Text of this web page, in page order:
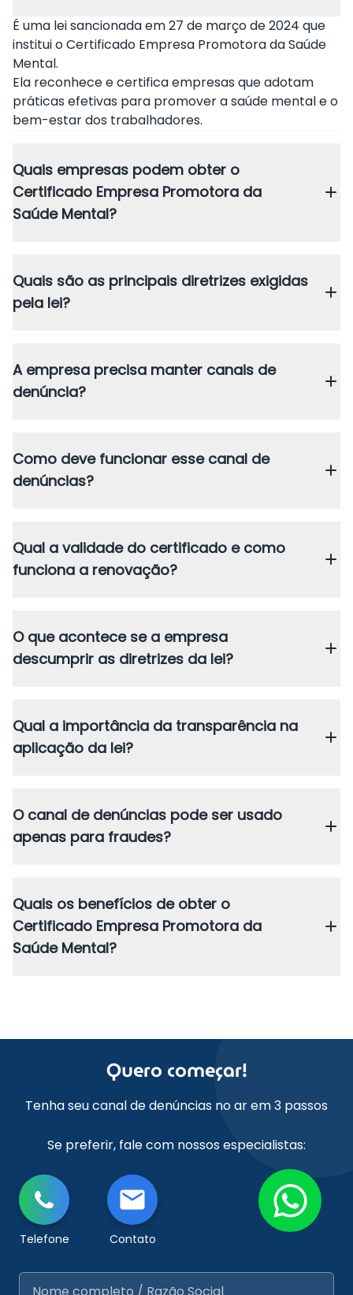
É uma lei sancionada em 27 de março de 2024 que
institui o Certificado Empresa Promotora da Saúde
Mental.
Ela reconhece e certifica empresas que adotam
práticas efetivas para promover a saúde mental e o
bem-estar dos trabalhadores.
Quais empresas podem obter o
Certificado Empresa Promotora da
Saúde Mental?
Quais são as principais diretrizes exigidas
pela lei?
A empresa precisa manter canais de
denúncia?
Como deve funcionar esse canal de
denúncias?
Qual a validade do certificado e como
funciona a renovação?
O que acontece se a empresa
descumprir as diretrizes da lei?
Qual a importância da transparência na
aplicação da lei?
O canal de denúncias pode ser usado
apenas para fraudes?
Quais os benefícios de obter o
Certificado Empresa Promotora da
Saúde Mental?
Quero começar!
Tenha seu canal de denúncias no ar em 3 passos
Se preferir, fale com nossos especialistas:
Telefone Contato